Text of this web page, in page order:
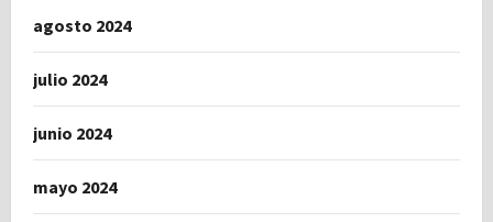
agosto 2024
julio 2024
junio 2024
mayo 2024